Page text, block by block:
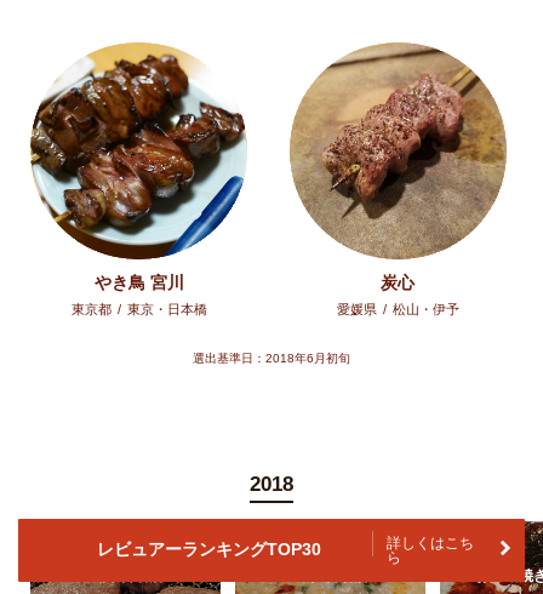
やき鳥 宮川
東京都 / 東京・日本橋
炭心
愛媛県 / 松山・伊予
選出基準日：2018年6月初旬
2018
お好み焼
レビュアーランキングTOP30
詳しくはこち
ら